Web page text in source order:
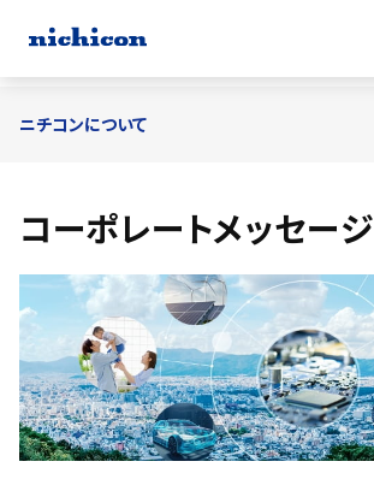
コーポレートメッセージ
ニチコンについて